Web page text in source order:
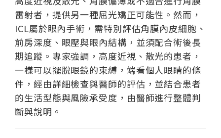
雷射者，提供另一種屈光矯正可能性。然而，
ICL屬於眼內手術，需特別評估角膜內皮細胞、
前房深度、眼壓與眼內結構，並須配合術後長
期追蹤。專家強調，高度近視、散光的患者，
一樣可以擺脫眼鏡的束縛，端看個人眼睛的條
件，經由詳細檢查與醫師的評估，並結合患者
的生活型態與風險承受度，由醫師進行整體判
斷與說明。